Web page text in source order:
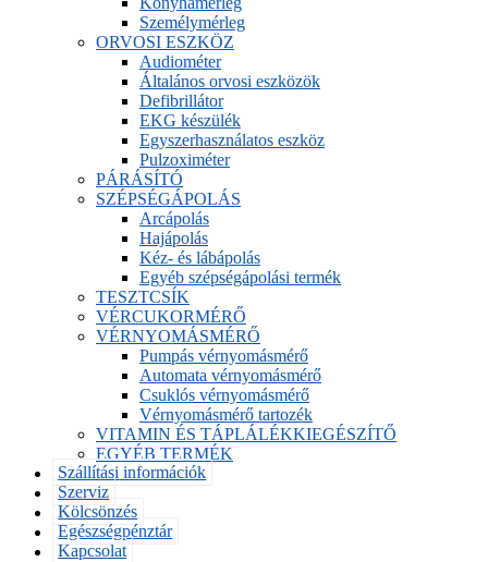
Személymérleg
ORVOSI ESZKÖZ
Audiométer
Általános orvosi eszközök
Defibrillátor
EKG készülék
Egyszerhasználatos eszköz
Pulzoximéter
PÁRÁSÍTÓ
SZÉPSÉGÁPOLÁS
Arcápolás
Hajápolás
Kéz- és lábápolás
Egyéb szépségápolási termék
TESZTCSÍK
VÉRCUKORMÉRŐ
VÉRNYOMÁSMÉRŐ
Pumpás vérnyomásmérő
Automata vérnyomásmérő
Csuklós vérnyomásmérő
Vérnyomásmérő tartozék
VITAMIN ÉS TÁPLÁLÉKKIEGÉSZÍTŐ
EGYÉB TERMÉK
Szállítási információk
Szerviz
Kölcsönzés
Egészségpénztár
Kapcsolat